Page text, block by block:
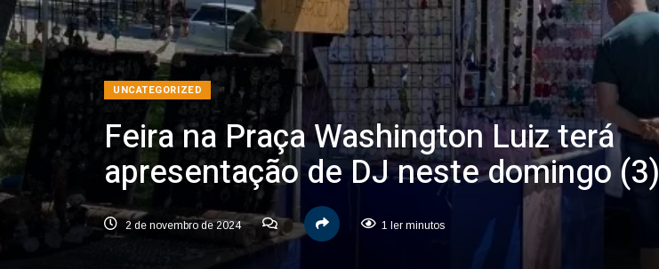
UNCATEGORIZED
Feira na Praça Washington Luiz terá
apresentação de DJ neste domingo (3)
2 de novembro de 2024 1 ler minutos